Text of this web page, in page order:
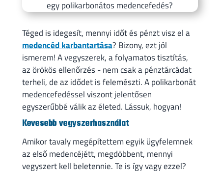
Téged is idegesít, mennyi időt és pénzt visz el a
medencéd karbantartása? Bizony, ezt jól
ismerem! A vegyszerek, a folyamatos tisztítás,
az örökös ellenőrzés - nem csak a pénztárcádat
terheli, de az idődet is felemészti. A polikarbonát
medencefedéssel viszont jelentősen
egyszerűbbé válik az életed. Lássuk, hogyan!
Kevesebb vegyszerhasználat
Amikor tavaly megépítettem egyik ügyfelemnek
az első medencéjétt, megdöbbent, mennyi
vegyszert kell beletennie. Te is így vagy ezzel?